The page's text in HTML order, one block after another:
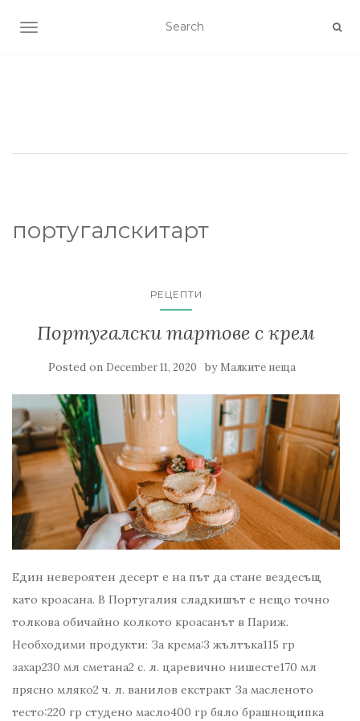
TOGGLE NAVIGATION
португалскитарт
РЕЦЕПТИ
Португалски тартове с крем
Posted on December 11, 2020 by Малките неща
Един невероятен десерт е на път да стане вездесъщ
като кроасана. В Португалия сладкишът е нещо точно
толкова обичайно колкото кроасанът в Париж.
Необходими продукти: За крема:3 жълтъка115 гр
захар230 мл сметана2 с. л. царевично нишесте170 мл
прясно мляко2 ч. л. ванилов екстракт За масленото
тесто:220 гр студено масло400 гр бяло брашнощипка